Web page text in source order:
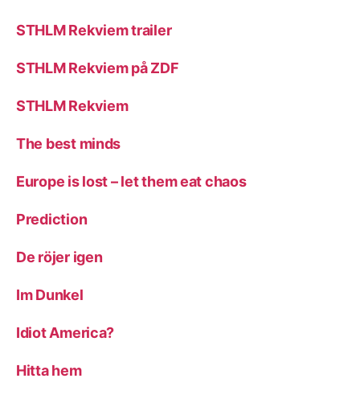
STHLM Rekviem trailer
STHLM Rekviem på ZDF
STHLM Rekviem
The best minds
Europe is lost – let them eat chaos
Prediction
De röjer igen
Im Dunkel
Idiot America?
Hitta hem